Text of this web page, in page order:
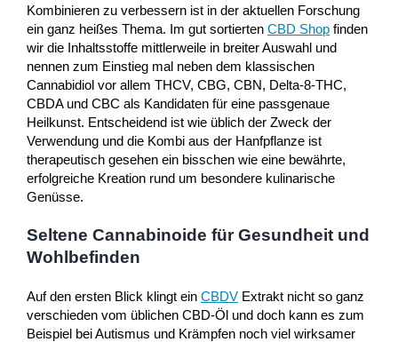
Kombinieren zu verbessern ist in der aktuellen Forschung
ein ganz heißes Thema. Im gut sortierten CBD Shop finden
wir die Inhaltsstoffe mittlerweile in breiter Auswahl und
nennen zum Einstieg mal neben dem klassischen
Cannabidiol vor allem THCV, CBG, CBN, Delta-8-THC,
CBDA und CBC als Kandidaten für eine passgenaue
Heilkunst. Entscheidend ist wie üblich der Zweck der
Verwendung und die Kombi aus der Hanfpflanze ist
therapeutisch gesehen ein bisschen wie eine bewährte,
erfolgreiche Kreation rund um besondere kulinarische
Genüsse.
Seltene Cannabinoide für Gesundheit und
Wohlbefinden
Auf den ersten Blick klingt ein CBDV Extrakt nicht so ganz
verschieden vom üblichen CBD-Öl und doch kann es zum
Beispiel bei Autismus und Krämpfen noch viel wirksamer